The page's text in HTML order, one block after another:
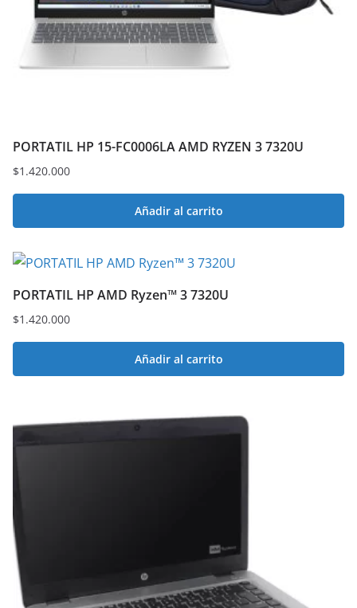
PORTATIL HP 15-FC0006LA AMD RYZEN 3 7320U
$1.420.000
Añadir al carrito
PORTATIL HP AMD Ryzen™ 3 7320U
$1.420.000
Añadir al carrito